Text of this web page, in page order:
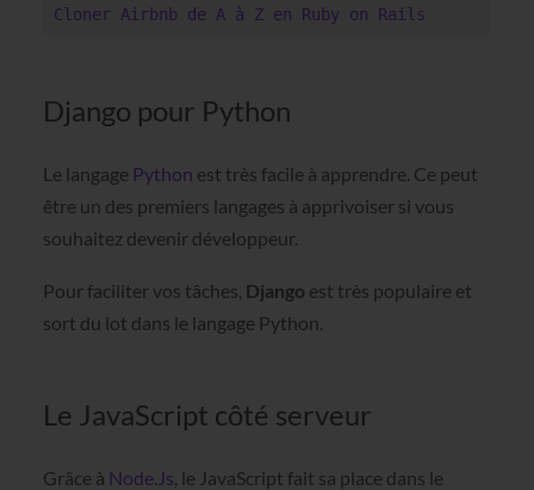
Cloner Airbnb de A à Z en Ruby on Rails
Django pour Python
Le langage Python est très facile à apprendre. Ce peut
être un des premiers langages à apprivoiser si vous
souhaitez devenir développeur.
Pour faciliter vos tâches, Django est très populaire et
sort du lot dans le langage Python.
Le JavaScript côté serveur
Grâce à Node.Js , le JavaScript fait sa place dans le